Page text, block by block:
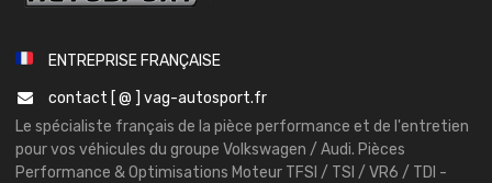
ENTREPRISE FRANÇAISE
contact [ @ ] vag-autosport.fr
Le spécialiste français de la pièce performance et de l'entretien
pour vos véhicules du groupe Volkswagen / Audi. Pièces
Performance & Optimisations Moteur TFSI / TSI / VR6 / TDI -